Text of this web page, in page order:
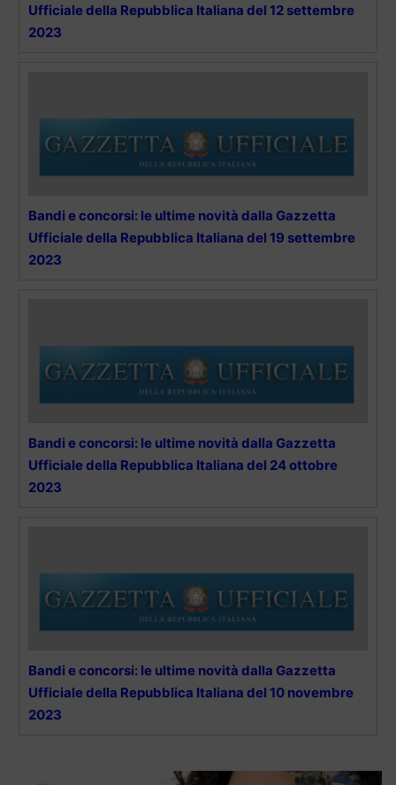
Ufficiale della Repubblica Italiana del 12 settembre
2023
Bandi e concorsi: le ultime novità dalla Gazzetta
Ufficiale della Repubblica Italiana del 19 settembre
2023
Bandi e concorsi: le ultime novità dalla Gazzetta
Ufficiale della Repubblica Italiana del 24 ottobre
2023
Bandi e concorsi: le ultime novità dalla Gazzetta
Ufficiale della Repubblica Italiana del 10 novembre
2023